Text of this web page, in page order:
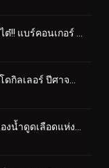
ตอนที่ 46 แบไต๋!! แบร์คอนเกอร์ สัตว์ประหลาดแห่งภูเขาหิมะ